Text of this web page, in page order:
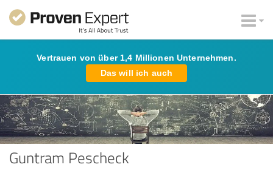
Vertrauen von über 1,4 Millionen Unternehmen.
Das will ich auch
Guntram Pescheck